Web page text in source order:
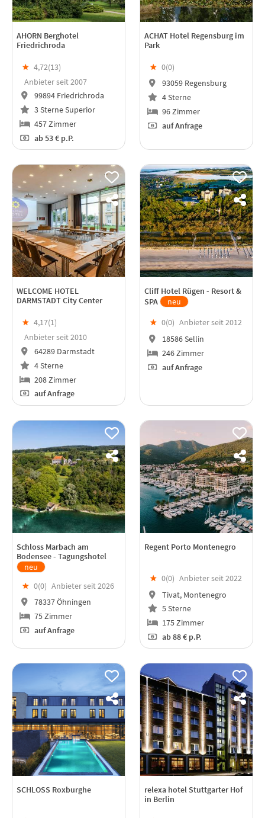
AHORN Berghotel
Friedrichroda
★ 4,72(13)
Anbieter seit 2007
99894 Friedrichroda
3 Sterne Superior
457 Zimmer
ab53 € p.P.
ACHAT Hotel Regensburg im
Park
★ 0(0)
93059 Regensburg
4 Sterne
96 Zimmer
auf Anfrage
WELCOME HOTEL
DARMSTADT City Center
★ 4,17(1)
Anbieter seit 2010
64289 Darmstadt
4 Sterne
208 Zimmer
auf Anfrage
Cliff Hotel Rügen - Resort &
SPA
neu
★ 0(0) Anbieter seit 2012
18586 Sellin
246 Zimmer
auf Anfrage
Schloss Marbach am
Bodensee - Tagungshotel
neu
★ 0(0) Anbieter seit 2026
78337 Öhningen
75 Zimmer
auf Anfrage
Regent Porto Montenegro
★ 0(0) Anbieter seit 2022
Tivat, Montenegro
5 Sterne
175 Zimmer
ab88 € p.P.
SCHLOSS Roxburghe
relexa hotel Stuttgarter Hof
in Berlin